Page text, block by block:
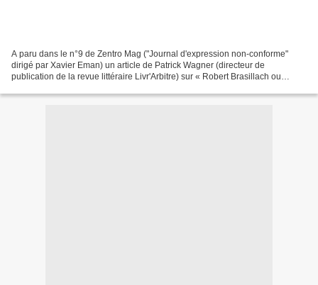
A paru dans le n°9 de Zentro Mag ("Journal d'expression non-conforme"
dirigé par Xavier Eman) un article de Patrick Wagner (directeur de
publication de la revue littéraire Livr'Arbitre) sur « Robert Brasillach ou